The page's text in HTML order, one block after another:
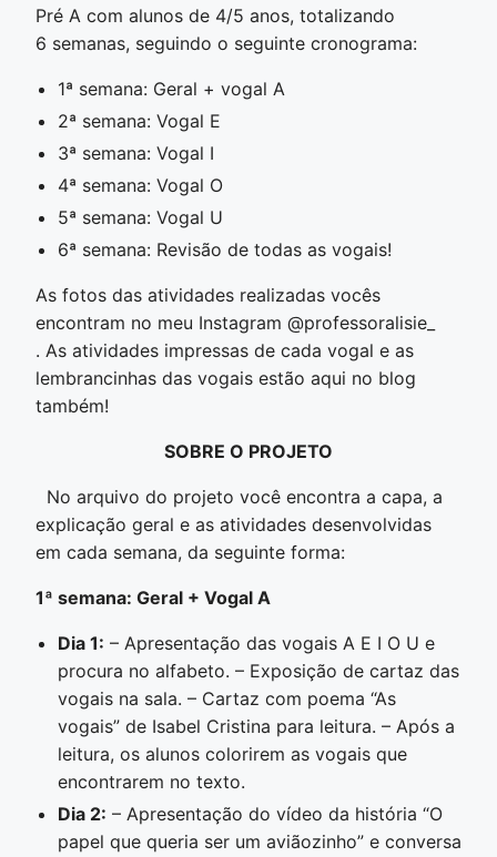
Pré A com alunos de 4/5 anos, totalizando
6 semanas, seguindo o seguinte cronograma:
1ª semana: Geral + vogal A
2ª semana: Vogal E
3ª semana: Vogal I
4ª semana: Vogal O
5ª semana: Vogal U
6ª semana: Revisão de todas as vogais!
As fotos das atividades realizadas vocês
encontram no meu Instagram @professoralisie_
. As atividades impressas de cada vogal e as
lembrancinhas das vogais estão aqui no blog
também!
SOBRE O PROJETO
No arquivo do projeto você encontra a capa, a
explicação geral e as atividades desenvolvidas
em cada semana, da seguinte forma:
1ª semana: Geral + Vogal A
Dia 1: – Apresentação das vogais A E I O U e
procura no alfabeto. – Exposição de cartaz das
vogais na sala. – Cartaz com poema “As
vogais” de Isabel Cristina para leitura. – Após a
leitura, os alunos colorirem as vogais que
encontrarem no texto.
Dia 2: – Apresentação do vídeo da história “O
papel que queria ser um aviãozinho” e conversa